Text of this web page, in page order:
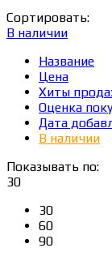
Сортировать:
В наличии
Название
Цена
Хиты
Оценка
Дата
В наличии
Показывать по:
30
30
60
90